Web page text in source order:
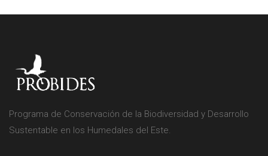
Programa de Conservación de la Biodiversidad y Desarrollo
Sustentable en los Humedales del Este.